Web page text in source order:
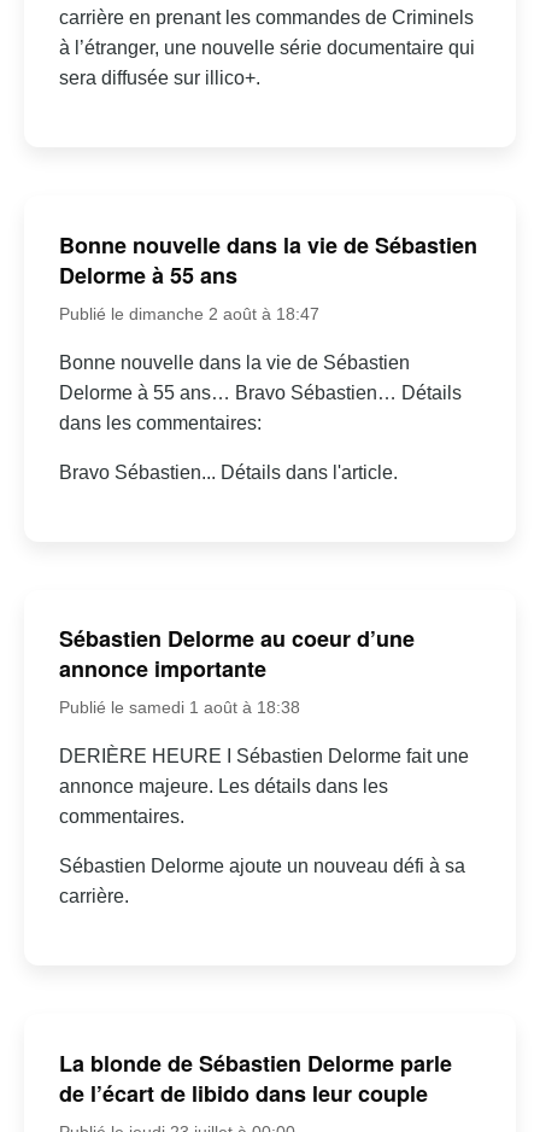
carrière en prenant les commandes de Criminels
à l’étranger, une nouvelle série documentaire qui
sera diffusée sur illico+.
Bonne nouvelle dans la vie de Sébastien
Delorme à 55 ans
Publié le dimanche 2 août à 18:47
Bonne nouvelle dans la vie de Sébastien
Delorme à 55 ans… Bravo Sébastien… Détails
dans les commentaires:
Bravo Sébastien... Détails dans l'article.
Sébastien Delorme au coeur d’une
annonce importante
Publié le samedi 1 août à 18:38
DERIÈRE HEURE I Sébastien Delorme fait une
annonce majeure. Les détails dans les
commentaires.
Sébastien Delorme ajoute un nouveau défi à sa
carrière.
La blonde de Sébastien Delorme parle
de l’écart de libido dans leur couple